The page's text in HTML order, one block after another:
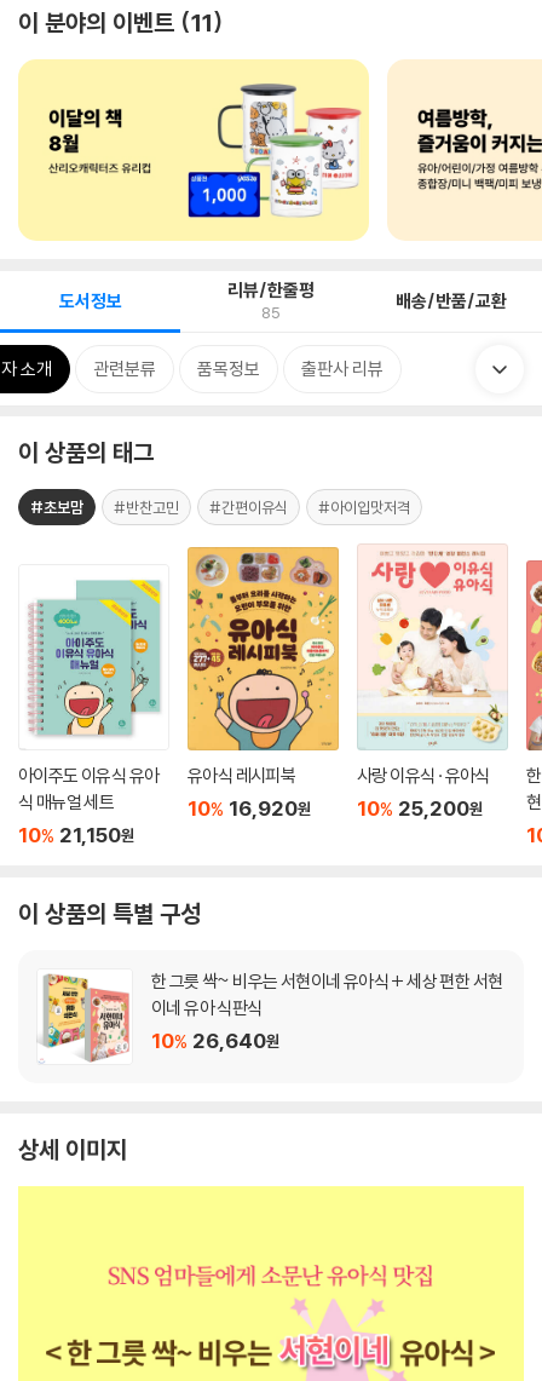
이 분야의 이벤트 11
도서정보 리뷰/한줄평
85 배송/반품/교환
소개 관련분류 품목정보 출판사 리뷰
이 상품의 태그
#초보맘 #반찬고민 #간편이유식 #아이입맛저격
아이주도 이유식 유아
식 매뉴얼 세트
10% 21,150원
유아식 레시피북
10% 16,920원
사랑 이유식 · 유아식
10% 25,200원
이 상품의 특별 구성
한 그릇 싹~ 비우는 서현이네 유아식 + 세상 편한 서현
이네 유아 식판식
10% 26,640원
상세 이미지